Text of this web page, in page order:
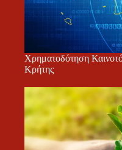
Χρηματοδότηση
Κρήτης